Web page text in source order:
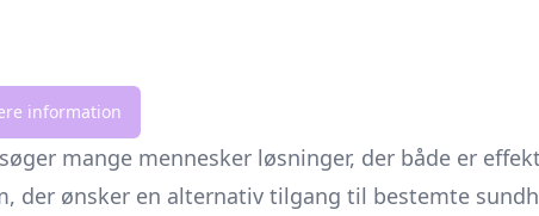
information
mange mennesker løsninger, der både er
ønsker en alternativ tilgang til bestemte